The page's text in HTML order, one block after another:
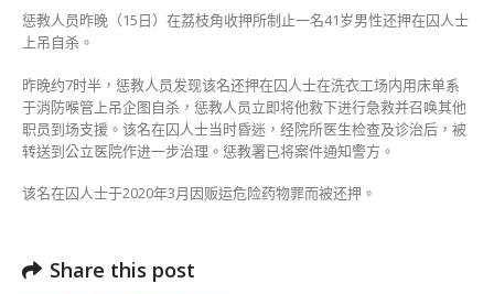
及
时
制
止
并
送
院〉
中
惩教人员昨晚（15日）在荔枝角收押所制止一名41岁男性还押在囚人士
上吊自杀。
昨晚约7时半，惩教人员发现该名还押在囚人士在洗衣工场内用床单系
于消防喉管上吊企图自杀，惩教人员立即将他救下进行急救并召唤其他
职员到场支援。该名在囚人士当时昏迷，经院所医生检查及诊治后，被
转送到公立医院作进一步治理。惩教署已将案件通知警方。
该名在囚人士于2020年3月因贩运危险药物罪而被还押。
Share this post